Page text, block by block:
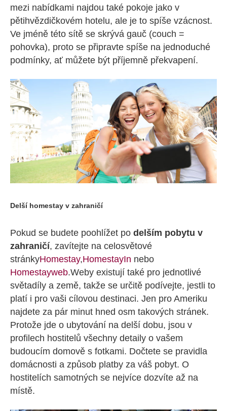
mezi nabídkami najdou také pokoje jako v
pětihvězdičkovém hotelu, ale je to spíše vzácnost.
Ve jméně této sítě se skrývá gauč (couch =
pohovka), proto se připravte spíše na jednoduché
podmínky, ať můžete být příjemně překvapení.
Delší homestay v zahraničí
Pokud se budete poohlížet po delším pobytu v
zahraničí, zavítejte na celosvětové
stránkyHomestay,HomestayIn nebo
Homestayweb.Weby existují také pro jednotlivé
světadíly a země, takže se určitě podívejte, jestli to
platí i pro vaši cílovou destinaci. Jen pro Ameriku
najdete za pár minut hned osm takových stránek.
Protože jde o ubytování na delší dobu, jsou v
profilech hostitelů všechny detaily o vašem
budoucím domově s fotkami. Dočtete se pravidla
domácnosti a způsob platby za váš pobyt. O
hostitelích samotných se nejvíce dozvíte až na
místě.